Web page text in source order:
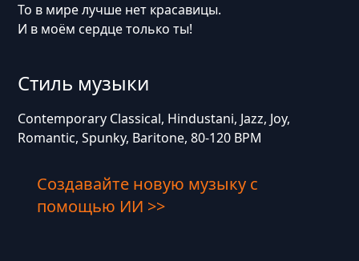
То в мире лучше нет красавицы.
И в моём сердце только ты!
Стиль музыки
Contemporary Classical, Hindustani, Jazz, Joy,
Romantic, Spunky, Baritone, 80-120 BPM
Создавайте новую музыку с
помощью ИИ >>